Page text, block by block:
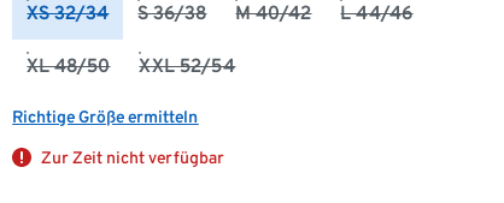
XS 32/34 S 36/38 M 40/42 L 44/46
XL 48/50 XXL 52/54
Richtige Größe ermitteln
Zur Zeit nicht verfügbar